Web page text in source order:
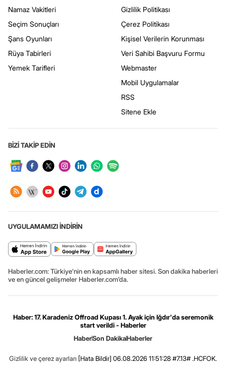
Namaz Vakitleri
Seçim Sonuçları
Şans Oyunları
Rüya Tabirleri
Yemek Tarifleri
Gizlilik Politikası
Çerez Politikası
Kişisel Verilerin Korunması
Veri Sahibi Başvuru Formu
Webmaster
Mobil Uygulamalar
RSS
Sitene Ekle
BİZİ TAKİP EDİN
UYGULAMAMIZI İNDİRİN
Haberler.com: Türkiye’nin en kapsamlı haber sitesi. Son dakika haberleri
ve en güncel gelişmeler Haberler.com’da.
Haber: 17. Karadeniz Offroad Kupası 1. Ayak için Iğdır'da seremonik
start verildi - Haberler
HaberSon DakikaHaberler
Gizlilik ve çerez ayarları [Hata Bildir] 06.08.2026 11:51:28 #7.13# .HCFOK.